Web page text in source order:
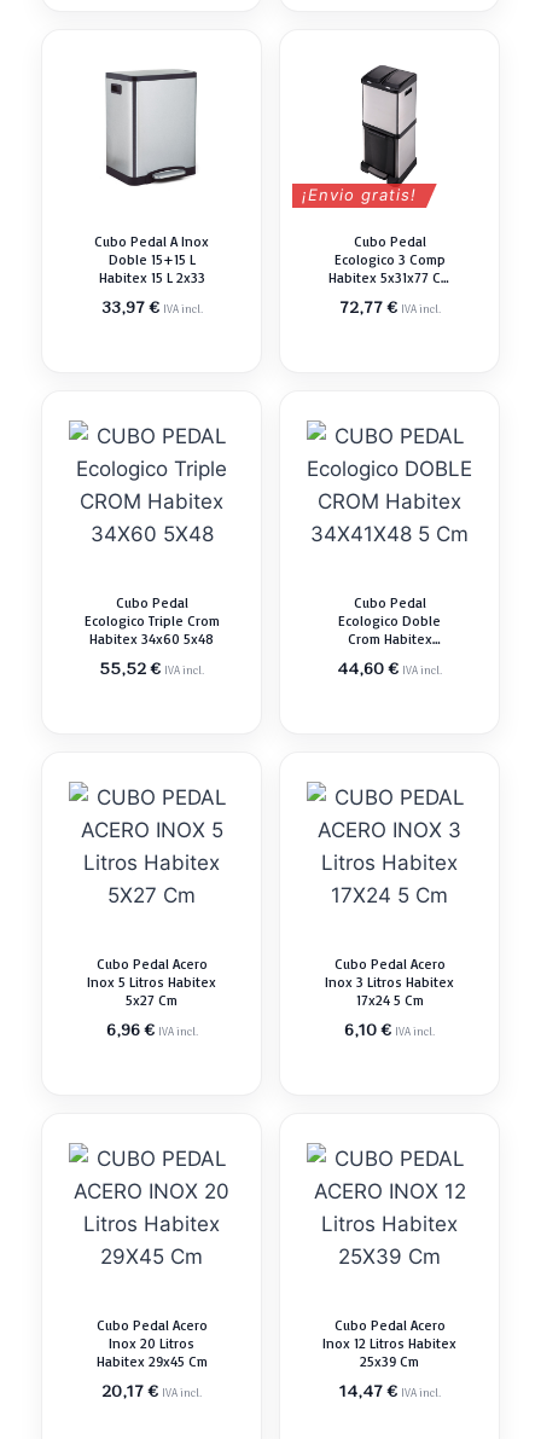
Cubo Pedal A Inox
Doble 15+15 L
Habitex 15 L 2x33
33,97€ IVA incl.
¡Envio gratis!
Cubo Pedal
Ecologico 3 Comp
Habitex 5x31x77 Cm
72,77€ IVA incl.
Cubo Pedal
Ecologico Triple Crom
Habitex 34x60 5x48
55,52€ IVA incl.
Cubo Pedal
Ecologico Doble
Crom Habitex
44,60€ IVA incl.
Cubo Pedal Acero
Inox 5 Litros Habitex
5x27 Cm
6,96€ IVA incl.
Cubo Pedal Acero
Inox 3 Litros Habitex
17x24 5 Cm
6,10€ IVA incl.
Cubo Pedal Acero
Inox 20 Litros
Habitex 29x45 Cm
20,17€ IVA incl.
Cubo Pedal Acero
Inox 12 Litros Habitex
25x39 Cm
14,47€ IVA incl.